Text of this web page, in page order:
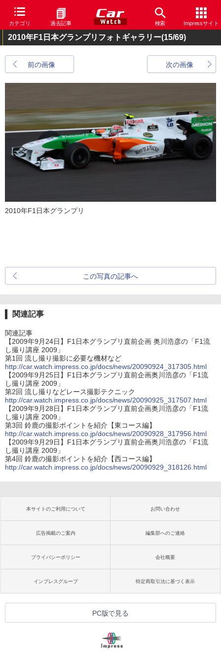
カテゴリ 過去記事 検索 Impressサイト
2010年F1日本グランプリフォトギャラリー(15/69)
前の画像 次の画像
2010年F1日本グランプリ
この写真の記事へ
関連記事
関連記事
【2009年9月24日】F1日本グランプリ直前企画 奥川浩彦の「F1流
し撮り講座 2009」
第1回 流し撮り撮影に必要な機材など
http://car.watch.impress.co.jp/docs/news/20090924_317305.html
【2009年9月25日】F1日本グランプリ直前企画奥川浩彦の「F1流
し撮り講座 2009」
第2回 流し撮りなどレース撮影テクニック
http://car.watch.impress.co.jp/docs/news/20090925_317507.html
【2009年9月28日】F1日本グランプリ直前企画奥川浩彦の「F1流
し撮り講座 2009」
第3回 鈴鹿の撮影ポイントを紹介【東コース編】
http://car.watch.impress.co.jp/docs/news/20090928_317956.html
【2009年9月29日】F1日本グランプリ直前企画奥川浩彦の「F1流
し撮り講座 2009」
第4回 鈴鹿の撮影ポイントを紹介【西コース編】
http://car.watch.impress.co.jp/docs/news/20090929_318126.html
本サイトのご利用について お問い合わせ
広告掲載のご案内 編集部へのご連絡
プライバシーポリシー 会社概要
インプレスグループ 特定商取引法に基づく表示
PC版で見る